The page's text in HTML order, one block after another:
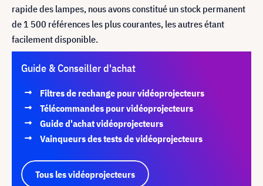
rapide des lampes, nous avons constitué un stock permanent
de 1 500 références les plus courantes, les autres étant
facilement disponible.
Guide & Conseiller d'achat
Filtres de rechange pour vidéoprojecteurs
Télécommandes pour vidéoprojecteurs
Guide d'achat vidéoprojecteurs
Vainqueurs des tests de vidéoprojecteurs
Tous les vidéoprojecteurs